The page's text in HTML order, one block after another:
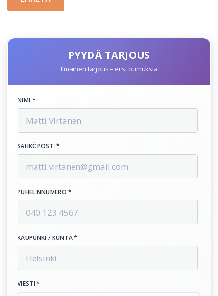
PYYDÄ TARJOUS
Ilmainen tarjous – ei sitoumuksia
NIMI *
SÄHKÖPOSTI *
PUHELINNUMERO *
KAUPUNKI / KUNTA *
VIESTI *